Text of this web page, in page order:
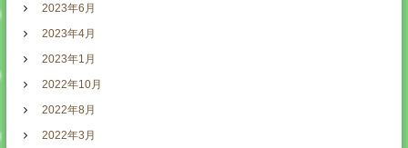
2023年6月
2023年4月
2023年1月
2022年10月
2022年8月
2022年3月